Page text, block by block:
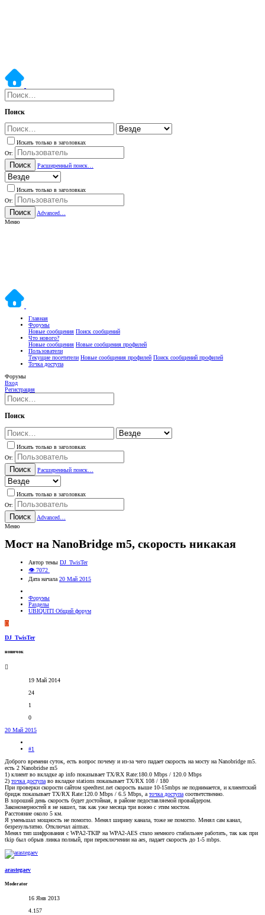
Поиск
Искать только в заголовках
От:
Поиск Расширенный поиск…
Искать только в заголовках
От:
Поиск
Advanced…
Меню
Главная
Форумы
Новые сообщения Поиск сообщений
Что нового?
Новые сообщения Новые сообщения профилей
Пользователи
Текущие посетители Новые сообщения профилей Поиск сообщений профилей
Точка доступа
Форумы
Вход
Регистрация
Поиск
Искать только в заголовках
От:
Поиск Расширенный поиск…
Искать только в заголовках
От:
Поиск
Advanced…
Меню
Мост на NanoBridge m5, скорость никакая
Автор темы DJ_TwisTer
👁 7072
Дата начала 20 Май 2015
Форумы
Разделы
UBIQUITI Общий форум
D
DJ_TwisTer
новичок
19 Май 2014
24
1
0
20 Май 2015
#1
Доброго времени суток, есть вопрос почему и из-за чего падает скорость на мосту на Nanobridge m5.
есть 2 Nanobridse m5
1) клиент во вкладке ap info показывает TX/RX Rate:180.0 Mbps / 120.0 Mbps
2) точка доступа во вкладке stations показывает TX/RX 108 / 180
При проверки скорости сайтом speedtest.net скорость выше 10-15mbps не поднимается, и клиентский
бридж показывает TX/RX Rate:120.0 Mbps / 6.5 Mbps, а точка доступа соответственно.
В хороший день скорость будет достойная, в районе педоставляемой провайдером.
Закономерностей я не нашел, так как уже месяца три воюю с этим мостом.
Расстояние около 5 км.
Я уменьшал мощность не помогло. Менял ширину канала, тоже не помогло. Менял сам канал,
безрезультатно. Отключал airmax.
Менял тип шифрования с WPA2-TKIP на WPA2-AES стало немного стабильнее работать, так как при
tkip был обрыв линка полный, при переключении на aes, падает скорость до 1-5 mbps.
arastegaev
Moderator
16 Янв 2013
4.157